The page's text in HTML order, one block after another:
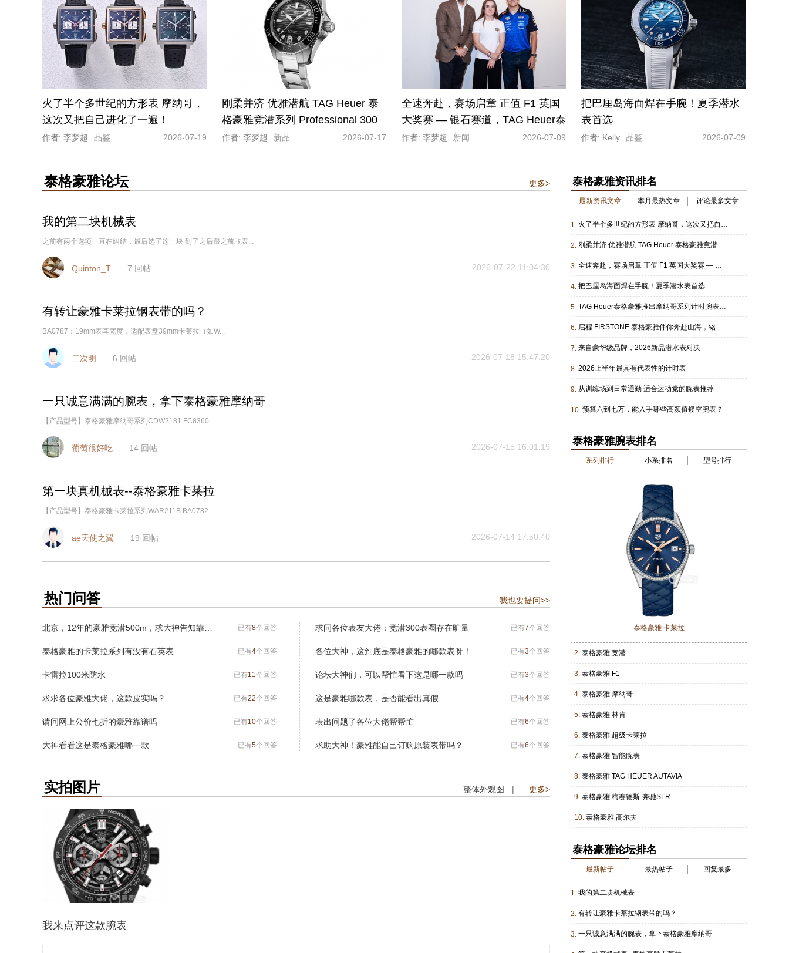
火了半个多世纪的方形表 摩纳哥，
这次又把自己进化了一遍！
作者: 李梦超 品鉴 2026-07-19
刚柔并济 优雅潜航 TAG Heuer 泰
格豪雅竞潜系列 Professional 300
日历型腕表 雅致问世
作者: 李梦超 新品 2026-07-17
全速奔赴，赛场启章 正值 F1 英国
大奖赛 — 银石赛道，TAG Heuer泰
格豪雅盛大举办燃擎之夜活动，致
作者: 李梦超 新闻 2026-07-09
把巴厘岛海面焊在手腕！夏季潜水
表首选
作者: Kelly 品鉴 2026-07-09
泰格豪雅论坛 更多>
我的第二块机械表
之前有两个选项一直在纠结，最后选了这一块 到了之后跟之前取表...
Quinton_T 7 回帖 2026-07-22 11:04:30
有转让豪雅卡莱拉钢表带的吗？
BA0787：19mm表耳宽度，适配表盘39mm卡莱拉（如W...
二次明 6 回帖 2026-07-18 15:47:20
一只诚意满满的腕表，拿下泰格豪雅摩纳哥
【产品型号】泰格豪雅摩纳哥系列CDW2181.FC8360 ...
葡萄很好吃 14 回帖 2026-07-15 16:01:19
第一块真机械表--泰格豪雅卡莱拉
【产品型号】泰格豪雅卡莱拉系列WAR211B.BA0782 ...
ae天使之翼 19 回帖 2026-07-14 17:50:40
热门问答 我也要提问>>
已有8个回答
泰格豪雅的卡莱拉系列有没有石英表 已有4个回答
卡雷拉100米防水 已有11个回答
求求各位豪雅大佬，这款皮实吗？ 已有22个回答
请问网上公价七折的豪雅靠谱吗 已有10个回答
大神看看这是泰格豪雅哪一款 已有5个回答
求问各位表友大佬：竞潜300表圈存在旷量 已有7个回答
各位大神，这到底是泰格豪雅的哪款表呀！ 已有3个回答
论坛大神们，可以帮忙看下这是哪一款吗 已有3个回答
这是豪雅哪款表，是否能看出真假 已有4个回答
表出问题了各位大佬帮帮忙 已有6个回答
求助大神！豪雅能自己订购原装表带吗？ 已有6个回答
实拍图片 整体外观图 | 更多>
我来点评这款腕表
泰格豪雅资讯排名
最新资讯文章 本月最热文章 评论最多文章
1. 火了半个多世纪的方形表 摩纳哥，这次又把自己进化了一遍！
2. 刚柔并济 优雅潜航 TAG Heuer 泰格豪雅竞潜系列 Professional 300 日历型腕表 雅致问世
3. 全速奔赴，赛场启章 正值 F1 英国大奖赛 — 银石赛道，TAG Heuer泰格豪雅盛大举办燃擎之夜活动，致敬品牌积淀深厚的赛车运动传承
4. 把巴厘岛海面焊在手腕！夏季潜水表首选
5. TAG Heuer泰格豪雅推出摩纳哥系列计时腕表2026年古德伍德速度节限量版
6. 启程 FIRSTONE 泰格豪雅伴你奔赴山海，铭刻青春第一枚专属印记
7. 来自豪华级品牌，2026新品潜水表对决
8. 2026上半年最具有代表性的计时表
9. 从训练场到日常通勤 适合运动党的腕表推荐
10. 预算六到七万，能入手哪些高颜值镂空腕表？
泰格豪雅腕表排名
系列排行 小系排名 型号排行
泰格豪雅 卡莱拉
2. 泰格豪雅 竞潜
3. 泰格豪雅 F1
4. 泰格豪雅 摩纳哥
5. 泰格豪雅 林肯
6. 泰格豪雅 超级卡莱拉
7. 泰格豪雅 智能腕表
8. 泰格豪雅 TAG HEUER AUTAVIA
9. 泰格豪雅 梅赛德斯-奔驰SLR
10. 泰格豪雅 高尔夫
泰格豪雅论坛排名
最新帖子 最热帖子 回复最多
1. 我的第二块机械表
2. 有转让豪雅卡莱拉钢表带的吗？
3. 一只诚意满满的腕表，拿下泰格豪雅摩纳哥